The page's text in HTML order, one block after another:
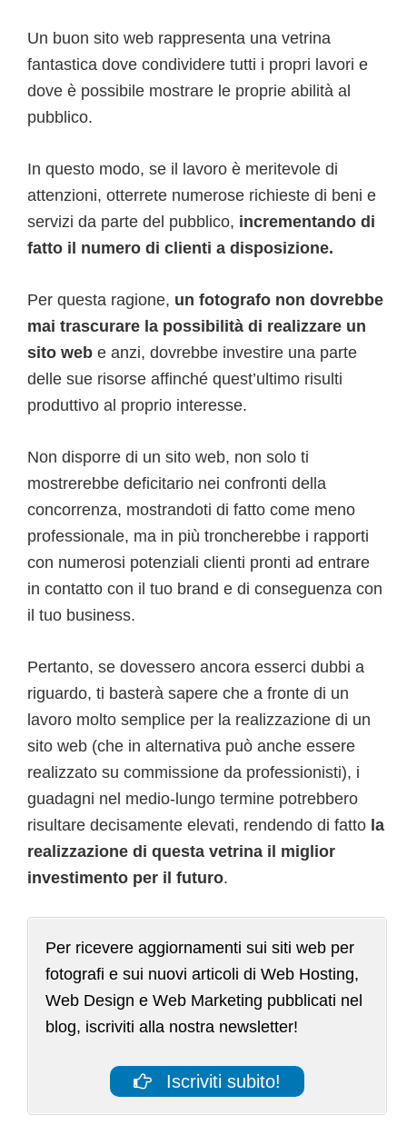
Un buon sito web rappresenta una vetrina
fantastica dove condividere tutti i propri lavori e
dove è possibile mostrare le proprie abilità al
pubblico.
In questo modo, se il lavoro è meritevole di
attenzioni, otterrete numerose richieste di beni e
servizi da parte del pubblico, incrementando di
fatto il numero di clienti a disposizione.
Per questa ragione, un fotografo non dovrebbe
mai trascurare la possibilità di realizzare un
sito web e anzi, dovrebbe investire una parte
delle sue risorse affinché quest’ultimo risulti
produttivo al proprio interesse.
Non disporre di un sito web, non solo ti
mostrerebbe deficitario nei confronti della
concorrenza, mostrandoti di fatto come meno
professionale, ma in più troncherebbe i rapporti
con numerosi potenziali clienti pronti ad entrare
in contatto con il tuo brand e di conseguenza con
il tuo business.
Pertanto, se dovessero ancora esserci dubbi a
riguardo, ti basterà sapere che a fronte di un
lavoro molto semplice per la realizzazione di un
sito web (che in alternativa può anche essere
realizzato su commissione da professionisti), i
guadagni nel medio-lungo termine potrebbero
risultare decisamente elevati, rendendo di fatto la
realizzazione di questa vetrina il miglior
investimento per il futuro.
Per ricevere aggiornamenti sui siti web per
fotografi e sui nuovi articoli di Web Hosting,
Web Design e Web Marketing pubblicati nel
blog, iscriviti alla nostra newsletter!
Iscriviti subito!